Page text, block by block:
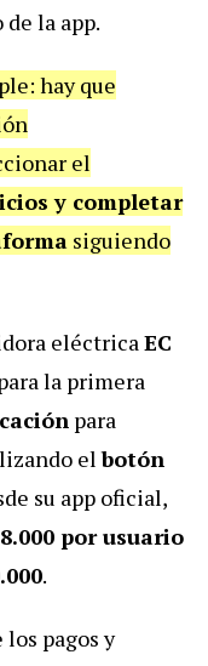
la app.
hay que
el
y completar
siguiendo
eléctricaEC
la primera
para
elbotón
su app oficial,
por usuario
.
pagos y